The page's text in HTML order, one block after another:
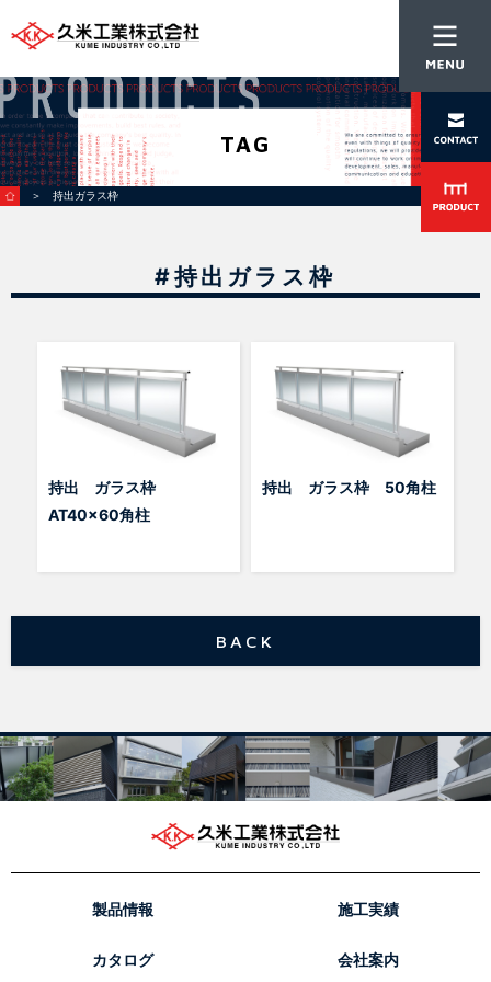
TAG
＞ 持出ガラス枠
#持出ガラス枠
持出 ガラス枠
AT40x60角柱
持出 ガラス枠 50角柱
BACK
製品情報 施工実績
カタログ 会社案内